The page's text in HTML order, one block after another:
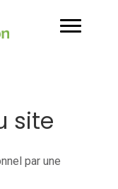
site
par une